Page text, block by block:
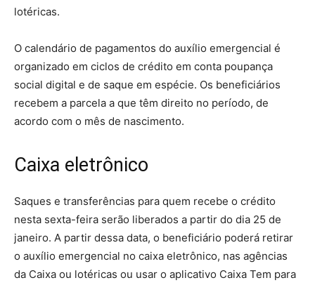
lotéricas.
O calendário de pagamentos do auxílio emergencial é
organizado em ciclos de crédito em conta poupança
social digital e de saque em espécie. Os beneficiários
recebem a parcela a que têm direito no período, de
acordo com o mês de nascimento.
Caixa eletrônico
Saques e transferências para quem recebe o crédito
nesta sexta-feira serão liberados a partir do dia 25 de
janeiro. A partir dessa data, o beneficiário poderá retirar
o auxílio emergencial no caixa eletrônico, nas agências
da Caixa ou lotéricas ou usar o aplicativo Caixa Tem para